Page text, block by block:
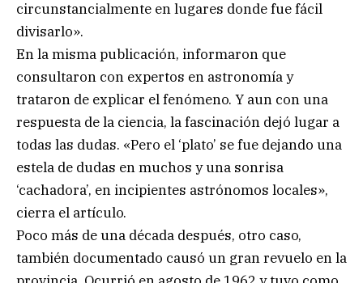
circunstancialmente en lugares donde fue fácil
divisarlo».
En la misma publicación, informaron que
consultaron con expertos en astronomía y
trataron de explicar el fenómeno. Y aun con una
respuesta de la ciencia, la fascinación dejó lugar a
todas las dudas. «Pero el ‘plato’ se fue dejando una
estela de dudas en muchos y una sonrisa
‘cachadora’, en incipientes astrónomos locales»,
cierra el artículo.
Poco más de una década después, otro caso,
también documentado causó un gran revuelo en la